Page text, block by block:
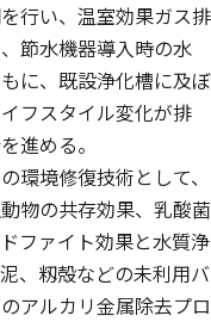
行い、温室効果ガス排
節水機器導入時の水
に、既設浄化槽に及ぼ
フスタイル変化が排
進める。
環境修復技術として、
物の共存効果、乳酸菌
ファイト効果と水質浄
、籾殻などの未利用バ
アルカリ金属除去プロ